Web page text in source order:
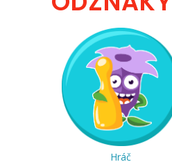
Hráč